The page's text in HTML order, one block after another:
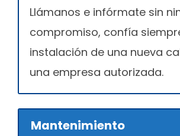
Llámanos e infórmate sin
compromiso, confía
instalación de una nueva
una empresa autorizada.
Mantenimiento